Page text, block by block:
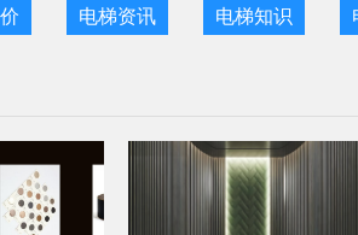
电梯资讯 电梯知识